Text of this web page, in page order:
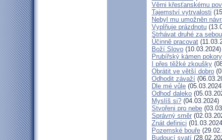
Věrni křesťanskému
Tajemství vytrvalosti
Nebyl mu umožněn
Vyplňuje prázdnotu
Strhávat druhé za sebou
Účinně pracovat
Boží Slovo (10.03.2024)
Prubířský kámen pokory
I přes těžké zkoušky
Obrátit ve větší dobro
Odhodit závaží
Dle mé vůle
Odhoď daleko
Myslíš si? (04.03.2024)
Stvořeni pro nebe
Správný směr
Znát definici
Pozemské bouře
Budoucí svatí